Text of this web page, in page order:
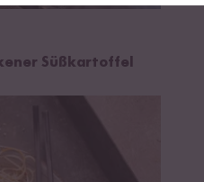
Süßkartoffel